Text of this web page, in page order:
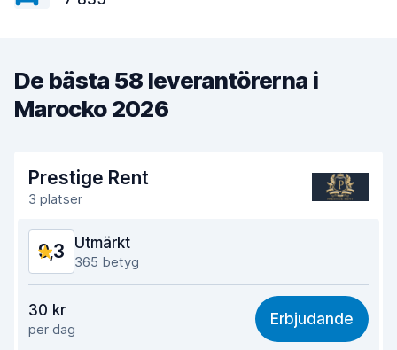
De bästa 58 leverantörerna i
Marocko 2026
Prestige Rent
3 platser
9,3 Utmärkt
365 betyg
9,3
Lätt att hitta 8,9
30 kr
per dag
Erbjudande